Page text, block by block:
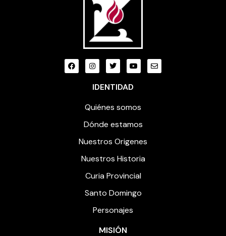
IDENTIDAD
Quiénes somos
Dónde estamos
Nuestros Origenes
Nuestros Historia
Curia Provincial
Santo Domingo
Personajes
MISIÓN